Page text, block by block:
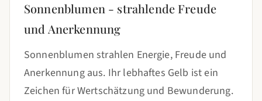
Sonnenblumen - strahlende Freude
und Anerkennung
Sonnenblumen strahlen Energie, Freude und
Anerkennung aus. Ihr lebhaftes Gelb ist ein
Zeichen für Wertschätzung und Bewunderung.